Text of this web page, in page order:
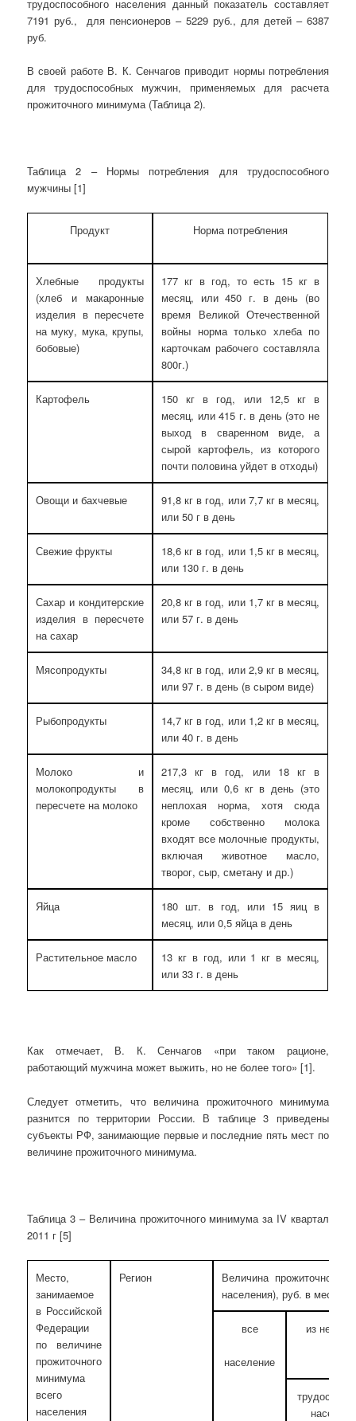
трудоспособного населения данный показатель составляет
7191 руб., для пенсионеров – 5229 руб., для детей – 6387
руб.
В своей работе В. К. Сенчагов приводит нормы потребления
для трудоспособных мужчин, применяемых для расчета
прожиточного минимума (Таблица 2).
Таблица 2 – Нормы потребления для трудоспособного
мужчины [1]
Продукт Норма потребления
Хлебные продукты
(хлеб и макаронные
изделия в пересчете
на муку, мука, крупы,
бобовые)
177 кг в год, то есть 15 кг в
месяц, или 450 г. в день (во
время Великой Отечественной
войны норма только хлеба по
карточкам рабочего составляла
800г.)
Картофель
150 кг в год, или 12,5 кг в
месяц, или 415 г. в день (это не
выход в сваренном виде, а
сырой картофель, из которого
почти половина уйдет в отходы)
Овощи и бахчевые
91,8 кг в год, или 7,7 кг в месяц,
или 50 г в день
Свежие фрукты
18,6 кг в год, или 1,5 кг в месяц,
или 130 г. в день
Сахар и кондитерские
изделия в пересчете
на сахар
20,8 кг в год, или 1,7 кг в месяц,
или 57 г. в день
Мясопродукты
34,8 кг в год, или 2,9 кг в месяц,
или 97 г. в день (в сыром виде)
Рыбопродукты
14,7 кг в год, или 1,2 кг в месяц,
или 40 г. в день
Молоко и
молокопродукты в
пересчете на молоко
217,3 кг в год, или 18 кг в
месяц, или 0,6 кг в день (это
неплохая норма, хотя сюда
кроме собственно молока
входят все молочные продукты,
включая животное масло,
творог, сыр, сметану и др.)
Яйца
180 шт. в год, или 15 яиц в
месяц, или 0,5 яйца в день
Растительное масло
13 кг в год, или 1 кг в месяц,
или 33 г. в день
Как отмечает, В. К. Сенчагов «при таком рационе,
работающий мужчина может выжить, но не более того» [1].
Следует отметить, что величина прожиточного минимума
разнится по территории России. В таблице 3 приведены
субъекты РФ, занимающие первые и последние пять мест по
величине прожиточного минимума.
Таблица 3 – Величина прожиточного минимума за IV квартал
2011 г [5]
Место,
занимаемое
в Российской
Федерации
по величине
прожиточного
минимума
всего
населения
Регион
Величина
населения), руб. в месяц
все
население
из него